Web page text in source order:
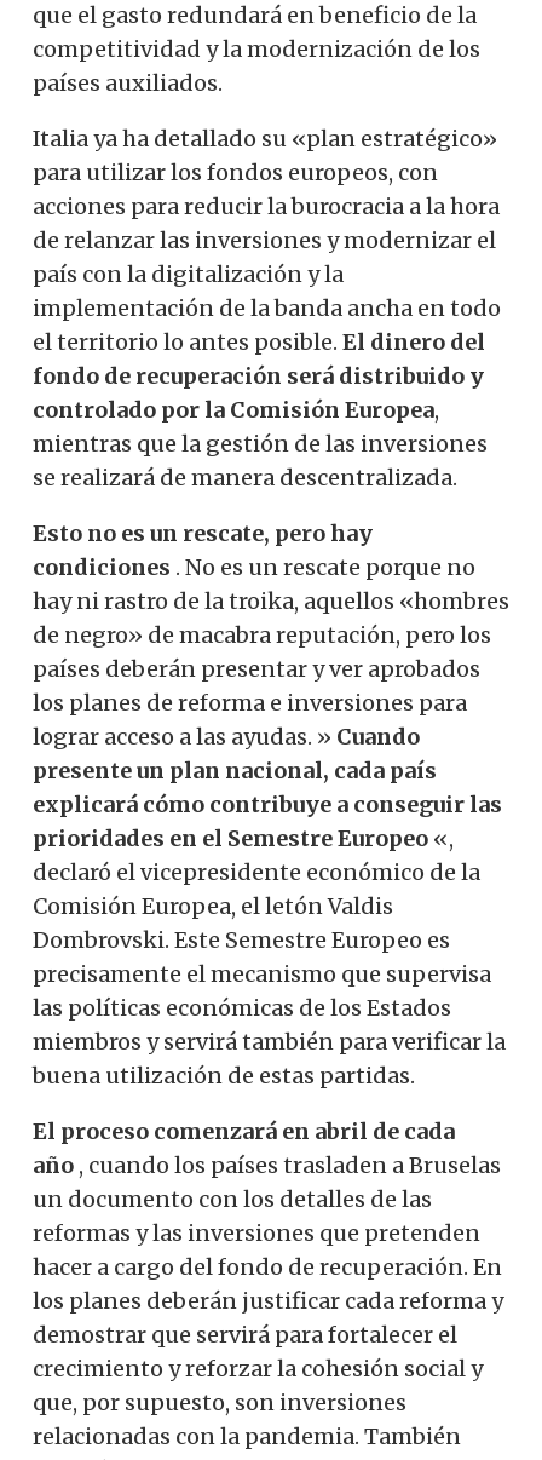
que el gasto redundará en beneficio de la
competitividad y la modernización de los
países auxiliados.
Italia ya ha detallado su «plan estratégico»
para utilizar los fondos europeos, con
acciones para reducir la burocracia a la hora
de relanzar las inversiones y modernizar el
país con la digitalización y la
implementación de la banda ancha en todo
el territorio lo antes posible. El dinero del
fondo de recuperación será distribuido y
controlado por la Comisión Europea,
mientras que la gestión de las inversiones
se realizará de manera descentralizada.
Esto no es un rescate, pero hay
condiciones . No es un rescate porque no
hay ni rastro de la troika, aquellos «hombres
de negro» de macabra reputación, pero los
países deberán presentar y ver aprobados
los planes de reforma e inversiones para
lograr acceso a las ayudas. » Cuando
presente un plan nacional, cada país
explicará cómo contribuye a conseguir las
prioridades en el Semestre Europeo «,
declaró el vicepresidente económico de la
Comisión Europea, el letón Valdis
Dombrovski. Este Semestre Europeo es
precisamente el mecanismo que supervisa
las políticas económicas de los Estados
miembros y servirá también para verificar la
buena utilización de estas partidas.
El proceso comenzará en abril de cada
año , cuando los países trasladen a Bruselas
un documento con los detalles de las
reformas y las inversiones que pretenden
hacer a cargo del fondo de recuperación. En
los planes deberán justificar cada reforma y
demostrar que servirá para fortalecer el
crecimiento y reforzar la cohesión social y
que, por supuesto, son inversiones
relacionadas con la pandemia. También